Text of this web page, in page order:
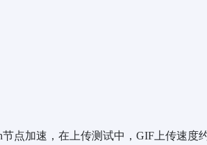
点加速，在上传测试中，GIF上传速度